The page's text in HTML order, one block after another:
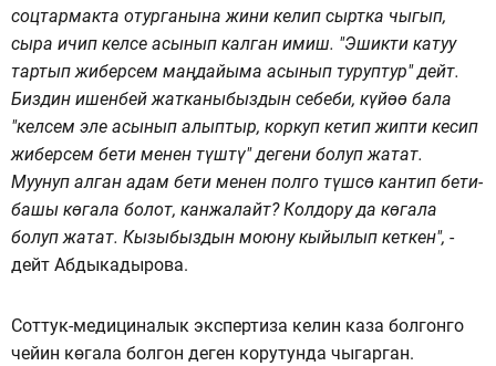
соцтармакта отурганына жини келип сыртка чыгып,
сыра ичип келсе асынып калган имиш. "Эшикти катуу
тартып жиберсем маңдайыма асынып туруптур" дейт.
Биздин ишенбей жатканыбыздын себеби, күйөө бала
"келсем эле асынып алыптыр, коркуп кетип жипти кесип
жиберсем бети менен түштү" дегени болуп жатат.
Муунуп алган адам бети менен полго түшсө кантип бети-
башы көгала болот, канжалайт? Колдору да көгала
болуп жатат. Кызыбыздын моюну кыйылып кеткен", -
дейт Абдыкадырова.
Соттук-медициналык экспертиза келин каза болгонго
чейин көгала болгон деген корутунда чыгарган.